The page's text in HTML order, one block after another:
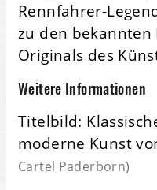
Rennfahrer-
zu den bekannten
Originals des
Weitere Informationen
Titelbild:
moderne Kunst
Cartel Paderborn)